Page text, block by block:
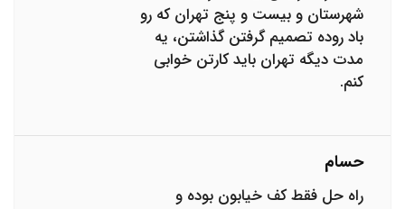
شهرستان و بیست و پنج تهران که رو
باد روده تصمیم گرفتن گذاشتن، یه
مدت دیگه تهران باید کارتن خوابی
کنم.
حسام
راه حل فقط کف خیابون بوده و